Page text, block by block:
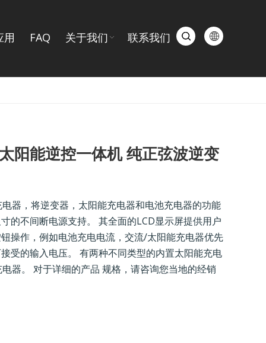
用 FAQ 关于我们 联系我们
阳能逆控一体机 纯正弦波逆变
器，将逆变器，太阳能充电器和电池充电器的功能
的不间断电源支持。 其全面的LCD显示屏提供用户
操作，例如电池充电电流，交流/太阳能充电器优先
受的输入电压。 有两种不同类型的内置太阳能充电
器。 对于详细的产品 规格，请咨询您当地的经销